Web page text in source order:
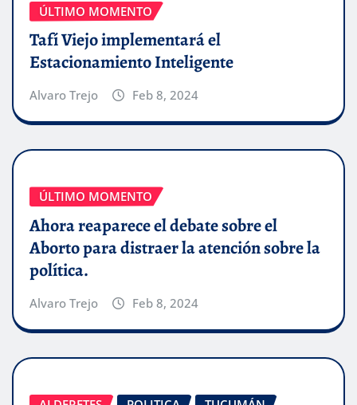
ÚLTIMO MOMENTO
Tafí Viejo implementará el
Estacionamiento Inteligente
Alvaro Trejo Feb 8, 2024
ÚLTIMO MOMENTO
Ahora reaparece el debate sobre el
Aborto para distraer la atención sobre la
política.
Alvaro Trejo Feb 8, 2024